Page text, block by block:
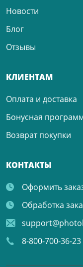
Новости
Блог
Отзывы
КЛИЕНТАМ
Оплата и доставка
Бонусная
Возврат покупки
КОНТАКТЫ
Оформить
Обработка
8-800-700-36-23